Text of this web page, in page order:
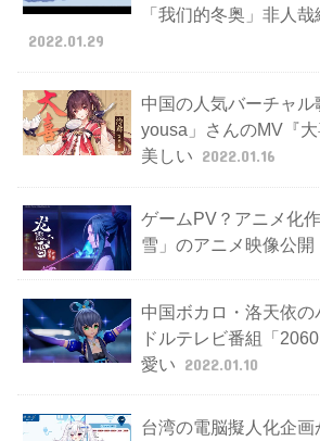
「我们的冬奥」非人
2022.01.29
中国の人気バーチャル
yousa」さんのMV『
美しい 2022.01.16
ゲームPV？アニメ化
雪」のアニメ映像公開
中国ボカロ・洛天依の
ドルテレビ番組「
愛い 2022.01.10
台湾の電脳擬人化企画